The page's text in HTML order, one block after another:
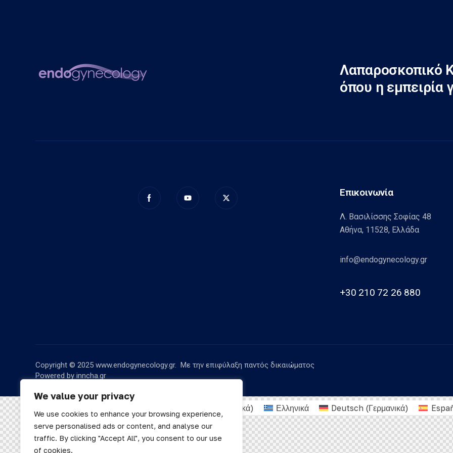
We value your privacy
We use cookies to enhance your browsing experience,
serve personalised ads or content, and analyse our
traffic. By clicking "Accept All", you consent to our use
of cookies.
Λαπαροσκοπικό
όπου η εμπειρία
Επικοινωνία
Λ. Βασιλίσσης Σοφίας 48
Αθήνα, 11528, Ελλάδα
info@endogynecology.gr
+30 210 72 26 880
Copyright © 2025 www.endogynecology.gr. Με την επιφύλαξη παντός δικαιώματος
Powered by inncha.gr
Αγγλικά) Ελληνικά Deutsch (Γερμανικά)